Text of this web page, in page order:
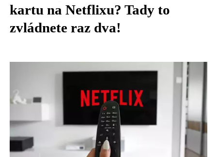
kartu na Netflixu? Tady to
zvládnete raz dva!